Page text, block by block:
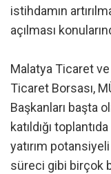
istihdamın
açılması
Malatya Ticaret ve
Ticaret Borsası,
Başkanları başta
katıldığı
yatırım
süreci gibi birçok